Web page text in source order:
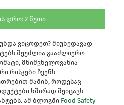
დრო: 2 წუთი
ვიცოდეთ? მიუხედავად
შეუძლია გააძლიერო
მნიშვნელოვანია
რისკები ჩვენს
მაშინ, როდესაც
ხშირად შეიცავს
ამ ბლოგში Food Safety